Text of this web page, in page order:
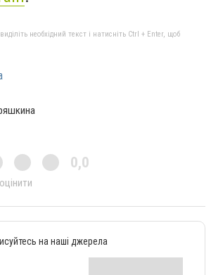
необхідний текст і натисніть Ctrl + Enter, щоб
0,0
на наші джерела